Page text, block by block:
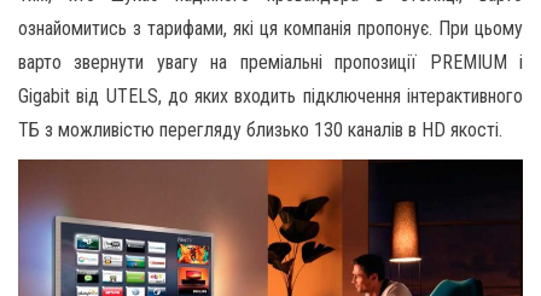
ознайомитись з тарифами, які ця компанія пропонує. При цьому
варто звернути увагу на преміальні пропозиції PREMIUM і
Gigabit від UTELS, до яких входить підключення інтерактивного
ТБ з можливістю перегляду близько 130 каналів в HD якості.